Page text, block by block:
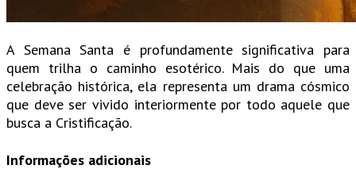
A Semana Santa é profundamente significativa para
quem trilha o caminho esotérico. Mais do que uma
celebração histórica, ela representa um drama cósmico
que deve ser vivido interiormente por todo aquele que
busca a Cristificação.
Informações adicionais